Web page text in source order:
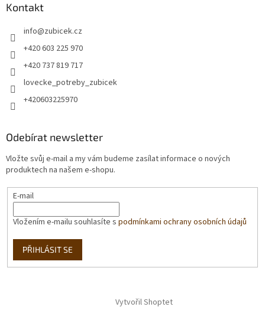
Kontakt
info@zubicek.cz
+420 603 225 970
+420 737 819 717
lovecke_potreby_zubicek
+420603225970
Odebírat newsletter
Vložte svůj e-mail a my vám budeme zasílat informace o nových
produktech na našem e-shopu.
E-mail
Vložením e-mailu souhlasíte s podmínkami ochrany osobních údajů
PŘIHLÁSIT SE
Vytvořil Shoptet